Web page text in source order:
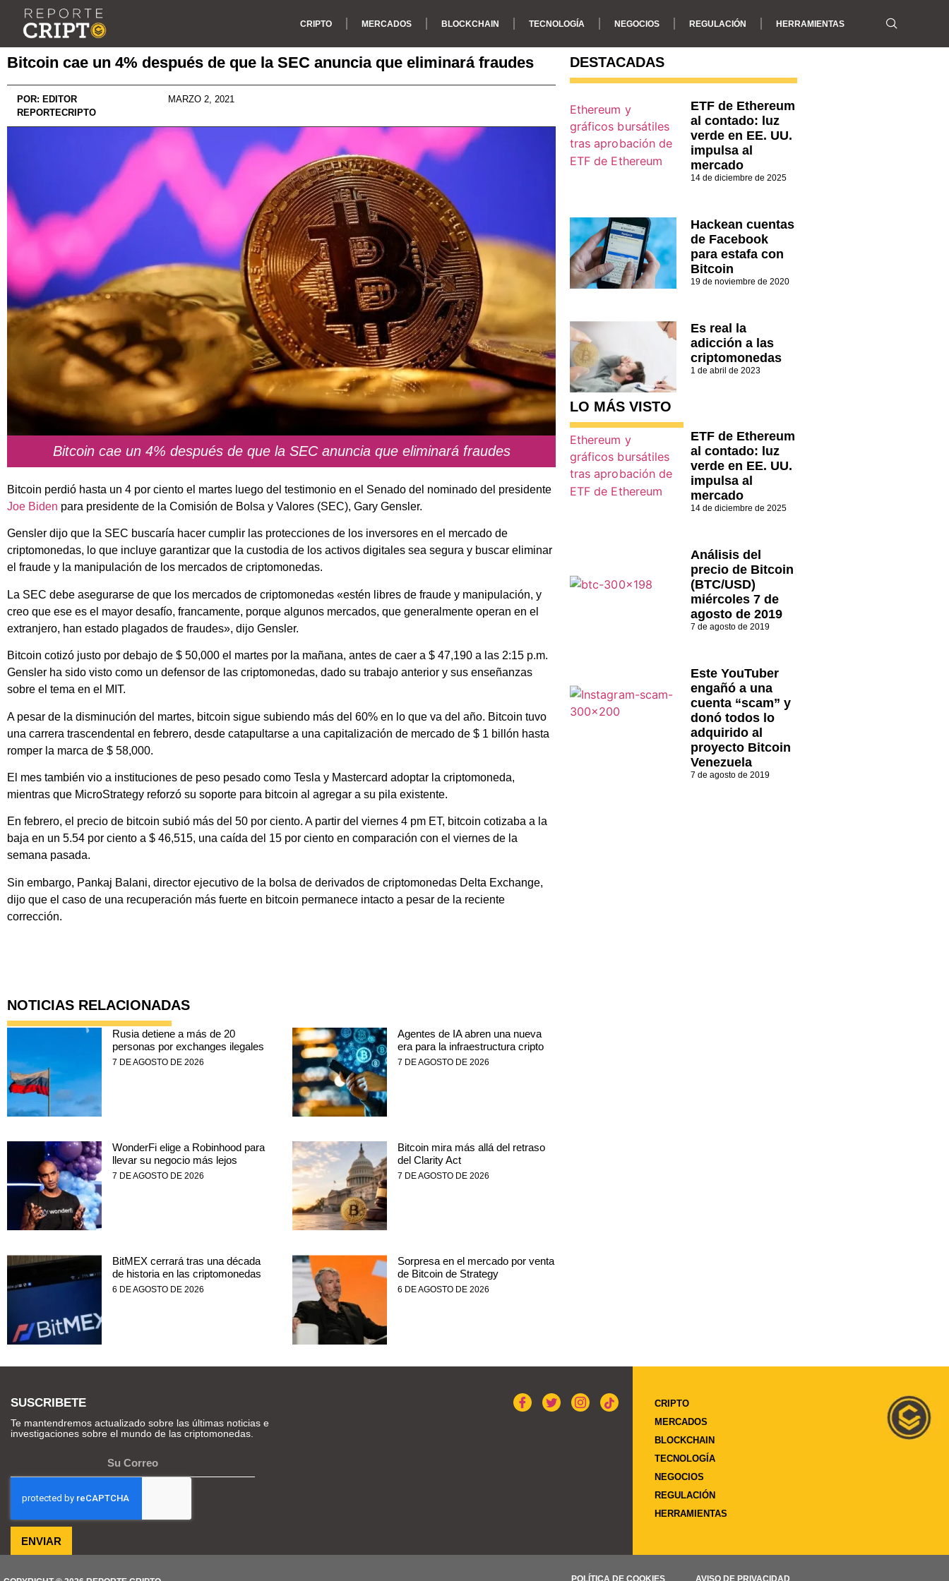
CRIPTO MERCADOS BLOCKCHAIN TECNOLOGÍA NEGOCIOS REGULACIÓN HERRAMIENTAS
Bitcoin cae un 4% después de que la SEC anuncia que eliminará fraudes
POR: EDITOR
REPORTECRIPTO
MARZO 2, 2021
Bitcoin cae un 4% después de que la SEC anuncia que eliminará fraudes
Bitcoin perdió hasta un 4 por ciento el martes luego del testimonio en el Senado del nominado del presidente
Joe Biden para presidente de la Comisión de Bolsa y Valores (SEC), Gary Gensler.
Gensler dijo que la SEC buscaría hacer cumplir las protecciones de los inversores en el mercado de
criptomonedas, lo que incluye garantizar que la custodia de los activos digitales sea segura y buscar eliminar
el fraude y la manipulación de los mercados de criptomonedas.
La SEC debe asegurarse de que los mercados de criptomonedas «estén libres de fraude y manipulación, y
creo que ese es el mayor desafío, francamente, porque algunos mercados, que generalmente operan en el
extranjero, han estado plagados de fraudes», dijo Gensler.
Bitcoin cotizó justo por debajo de $ 50,000 el martes por la mañana, antes de caer a $ 47,190 a las 2:15 p.m.
Gensler ha sido visto como un defensor de las criptomonedas, dado su trabajo anterior y sus enseñanzas
sobre el tema en el MIT.
A pesar de la disminución del martes, bitcoin sigue subiendo más del 60% en lo que va del año. Bitcoin tuvo
una carrera trascendental en febrero, desde catapultarse a una capitalización de mercado de $ 1 billón hasta
romper la marca de $ 58,000.
El mes también vio a instituciones de peso pesado como Tesla y Mastercard adoptar la criptomoneda,
mientras que MicroStrategy reforzó su soporte para bitcoin al agregar a su pila existente.
En febrero, el precio de bitcoin subió más del 50 por ciento. A partir del viernes 4 pm ET, bitcoin cotizaba a la
baja en un 5.54 por ciento a $ 46,515, una caída del 15 por ciento en comparación con el viernes de la
semana pasada.
Sin embargo, Pankaj Balani, director ejecutivo de la bolsa de derivados de criptomonedas Delta Exchange,
dijo que el caso de una recuperación más fuerte en bitcoin permanece intacto a pesar de la reciente
corrección.
NOTICIAS RELACIONADAS
Rusia detiene a más de 20
personas por exchanges ilegales
7 DE AGOSTO DE 2026
Agentes de IA abren una nueva
era para la infraestructura cripto
7 DE AGOSTO DE 2026
WonderFi elige a Robinhood para
llevar su negocio más lejos
7 DE AGOSTO DE 2026
Bitcoin mira más allá del retraso
del Clarity Act
7 DE AGOSTO DE 2026
BitMEX cerrará tras una década
de historia en las criptomonedas
6 DE AGOSTO DE 2026
Sorpresa en el mercado por venta
de Bitcoin de Strategy
6 DE AGOSTO DE 2026
DESTACADAS
ETF de Ethereum
al contado: luz
verde en EE. UU.
impulsa al
mercado
14 de diciembre de 2025
Hackean cuentas
de Facebook
para estafa con
Bitcoin
19 de noviembre de 2020
Es real la
adicción a las
criptomonedas
1 de abril de 2023
LO MÁS VISTO
ETF de Ethereum
al contado: luz
verde en EE. UU.
impulsa al
mercado
14 de diciembre de 2025
Análisis del
precio de Bitcoin
(BTC/USD)
miércoles 7 de
agosto de 2019
7 de agosto de 2019
Este YouTuber
engañó a una
cuenta “scam” y
donó todos lo
adquirido al
proyecto Bitcoin
Venezuela
7 de agosto de 2019
SUSCRIBETE
Te mantendremos actualizado sobre las últimas noticias e
investigaciones sobre el mundo de las criptomonedas.
ENVIAR
CRIPTO
MERCADOS
BLOCKCHAIN
TECNOLOGÍA
NEGOCIOS
REGULACIÓN
HERRAMIENTAS
POLÍTICA DE COOKIES AVISO DE PRIVACIDAD